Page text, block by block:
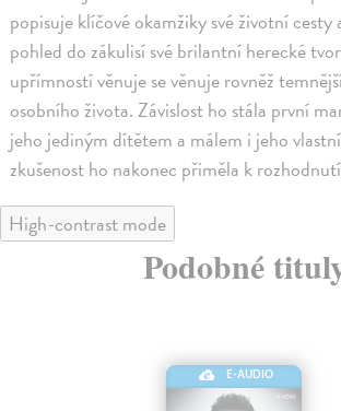
popisuje klíčové okamžiky své životní
pohled do zákulisí své brilantní herecké
upřímností věnuje se věnuje rovněž
osobního života. Závislost ho stála první
jeho jediným dítětem a málem i jeho
zkušenost ho nakonec přiměla k
High-contrast mode
Podobné
E-AUDIO